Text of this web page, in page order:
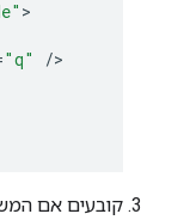
"q" /
קובעים אם